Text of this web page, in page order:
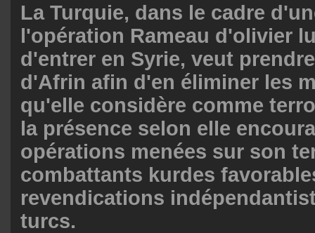
La Turquie, dans le cadre
l'opération Rameau d'olivier
d'entrer en Syrie, veut
d'Afrin afin d'en éliminer les
qu'elle considère comme
la présence selon elle
opérations menées sur son
combattants kurdes
revendications
turcs.